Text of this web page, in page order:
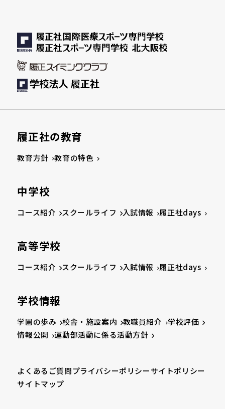
履正社の教育
教育方針 教育の特色
中学校
コース紹介 スクールライフ 入試情報 履正社days
高等学校
コース紹介 スクールライフ 入試情報 履正社days
学校情報
学園の歩み 校舎・施設案内 教職員紹介
学校評価
情報公開
運動部活動に係る活動方針
よくあるご質問プライバシーポリシーサイトポリシー
サイトマップ